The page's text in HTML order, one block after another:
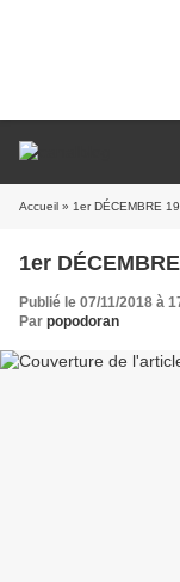
Accueil » 1er DÉCEMBRE
1er
Publié le 07/11/2018 à
Par popodoran